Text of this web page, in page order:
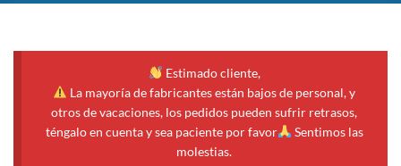
Estimado cliente,
La mayoría de fabricantes están bajos de personal, y
otros de vacaciones, los pedidos pueden sufrir retrasos,
téngalo en cuenta y sea paciente por favor
Sentimos las
molestias.